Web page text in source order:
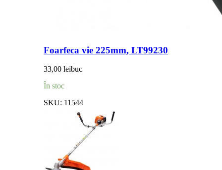
Foarfeca vie 225mm, LT99230
33,00 leibuc
În stoc
SKU: 11544